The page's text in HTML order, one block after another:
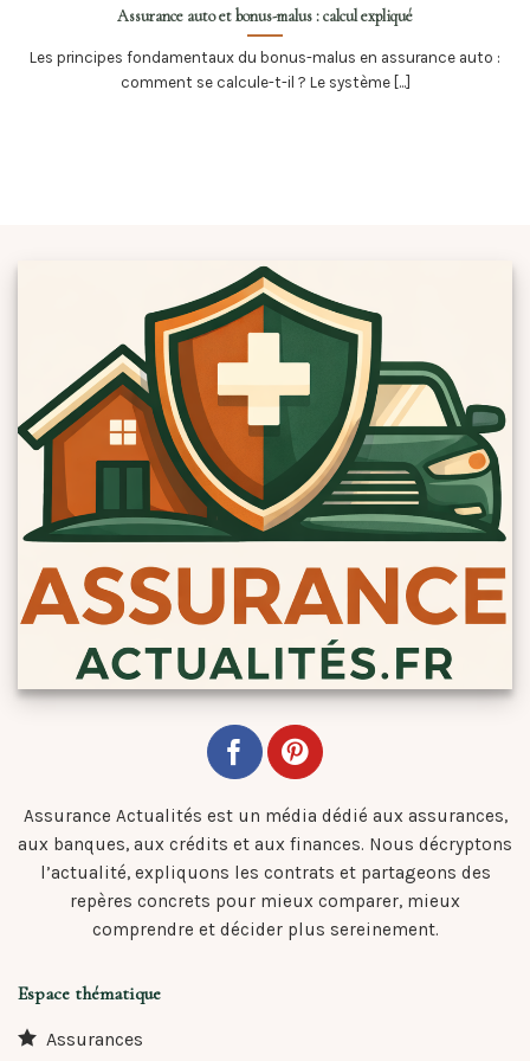
Assurance auto et bonus-malus : calcul expliqué
Les principes fondamentaux du bonus-malus en assurance auto :
comment se calcule-t-il ? Le système [...]
Assurance Actualités est un média dédié aux assurances,
aux banques, aux crédits et aux finances. Nous décryptons
l’actualité, expliquons les contrats et partageons des
repères concrets pour mieux comparer, mieux
comprendre et décider plus sereinement.
Espace thématique
Assurances